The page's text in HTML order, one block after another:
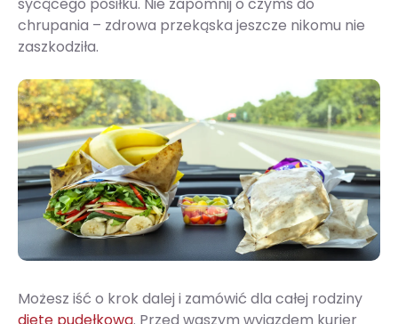
chrupania – zdrowa przekąska jeszcze nikomu nie
zaszkodziła.
Możesz iść o krok dalej i zamówić dla całej rodziny